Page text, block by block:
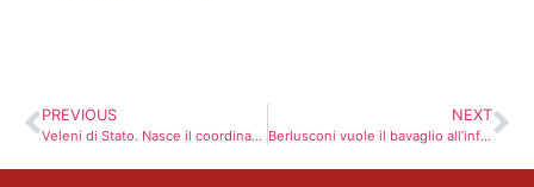
PREVIOUS
Veleni di Stato. Nasce il coordinamento contro l’inquinamento dagli arsenali segreti
NEXT
Berlusconi vuole il bavaglio all’informazione. La sua ossessione: “Annozero”